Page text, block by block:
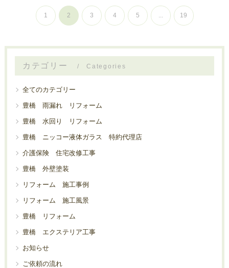
1 2 3 4 5 ... 19
カテゴリー Categories
全てのカテゴリー
豊橋 雨漏れ リフォーム
豊橋 水回り リフォーム
豊橋 ニッコー液体ガラス 特約代理店
介護保険 住宅改修工事
豊橋 外壁塗装
リフォーム 施工事例
リフォーム 施工風景
豊橋 リフォーム
豊橋 エクステリア工事
お知らせ
ご依頼の流れ